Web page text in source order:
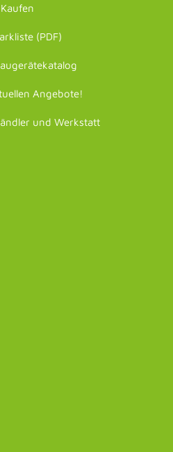
Kaufen
(PDF)
Angebote!
und Werkstatt